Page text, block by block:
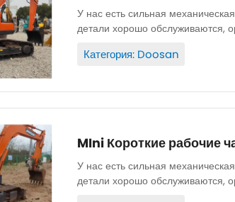
У нас есть сильная
детали хорошо обслуживаются,
Категория: Doosan
MIni Короткие рабочие
У нас есть сильная
детали хорошо обслуживаются,